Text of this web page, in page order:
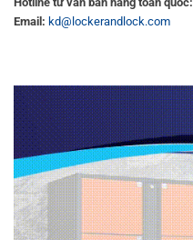
Email: kd@lockerandlock.com